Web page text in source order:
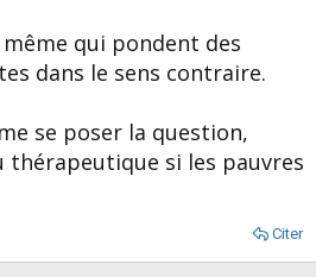
qui pondent des
dans le sens contraire.
se poser la question,
thérapeutique si les pauvres
Citer